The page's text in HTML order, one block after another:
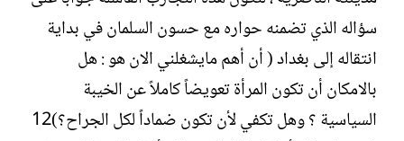
سؤاله الذي تضمنه حواره مع حسون السلمان في بداية
انتقاله إلى بغداد ( أن أهم مايشغلني الان هو : هل
بالامكان أن تكون المرأة تعويضاً كاملاً عن الخيبة
السياسية ؟ وهل تكفي لأن تكون ضماداً لكل الجراح؟)12